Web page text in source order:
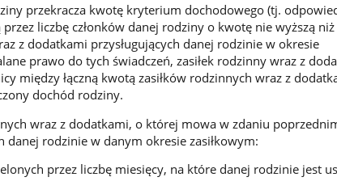
przekracza kwotę kryterium dochodowego (tj.
liczbę członków danej rodziny o kwotę nie wyższą niż
z dodatkami przysługujących danej rodzinie w okresie
prawo do tych świadczeń, zasiłek rodzinny wraz z
między łączną kwotą zasiłków rodzinnych wraz z
dochód rodziny.
wraz z dodatkami, o której mowa w zdaniu
danej rodzinie w danym okresie zasiłkowym:
przez liczbę miesięcy, na które danej rodzinie jest